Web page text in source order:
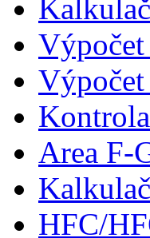
Výpočet
Výpočet
Area F-
HFC/